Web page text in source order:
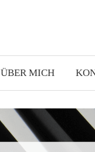
ÜBER MICH